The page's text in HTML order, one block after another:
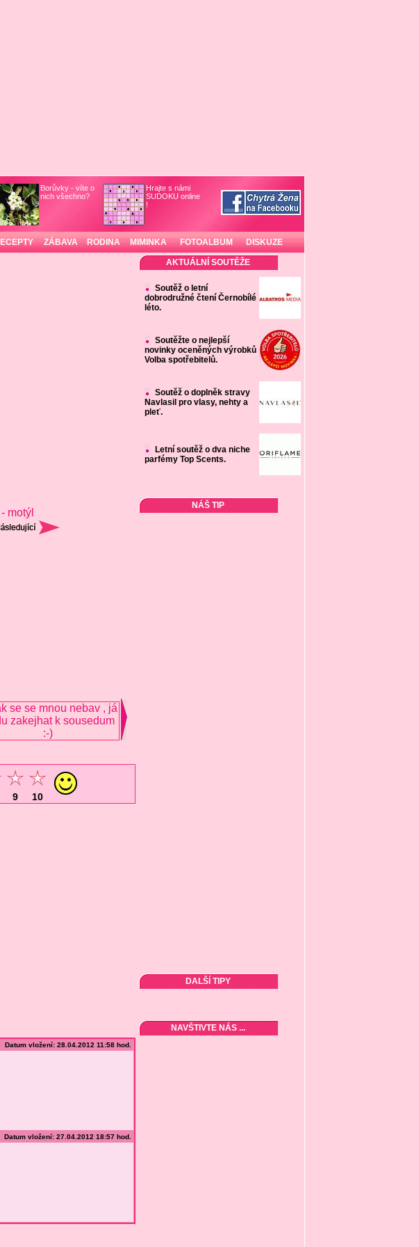
Borůvky - víte o
nich všechno?
Hrajte s námi
SUDOKU online
!
ZÁBAVA RODINA MIMINKA FOTOALBUM DISKUZE
9 10
Datum vložení: 28.04.2012 11:58 hod.
Datum vložení: 27.04.2012 18:57 hod.
AKTUÁLNÍ SOUTĚŽE
Soutěž o letní
dobrodružné čtení Černobílé
léto.
Soutěžte o nejlepší
novinky oceněných výrobků
Volba spotřebitelů.
Soutěž o doplněk stravy
Navlasil pro vlasy, nehty a
pleť.
Letní soutěž o dva niche
parfémy Top Scents.
NÁŠ TIP
DALŠÍ TIPY
NAVŠTIVTE NÁS ...